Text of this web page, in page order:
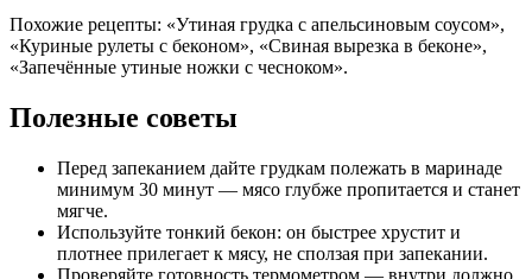
Похожие рецепты: «Утиная грудка с апельсиновым соусом»,
«Куриные рулеты с беконом», «Свиная вырезка в беконе»,
«Запечённые утиные ножки с чесноком».
Полезные советы
Перед запеканием дайте грудкам полежать в маринаде
минимум 30 минут — мясо глубже пропитается и станет
мягче.
Используйте тонкий бекон: он быстрее хрустит и
плотнее прилегает к мясу, не сползая при запекании.